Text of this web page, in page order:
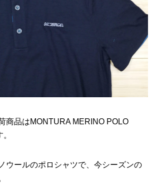
商品はMONTURA MERINO POLO
ウールのポロシャツで、今シーズンの